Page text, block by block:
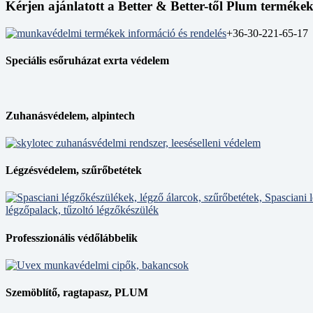
Kérjen ajánlatott a Better & Better-től Plum
+36-30-221-65-17
Speciális esőruházat exrta védelem
Zuhanásvédelem, alpintech
Légzésvédelem, szűrőbetétek
Professzionális védőlábbelik
Szemöblítő, ragtapasz, PLUM